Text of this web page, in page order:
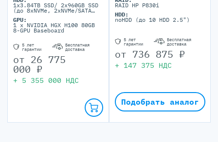
1x3.84TB SSD/ 2x960GB SSD
(до 8xNVMe, 2xNVMe/SATA
GPU:
1 x NVIDIA HGX H100 80GB
8-GPU Baseboard
5 лет
гарантии
Бесплатная
доставка
от 26 775
000 ₽
+ 5 355 000 НДС
RAID HP P830i
HDD:
noHDD (до 10 HDD 2.5")
5 лет
гарантии
Бесплатная
доставка
от 736 875 ₽
+ 147 375 НДС
Подобрать аналог